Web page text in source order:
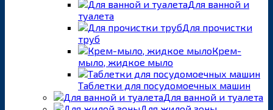
Для ванной и
туалета
Для прочистки
труб
Крем-
мыло, жидкое мыло
Таблетки для посудомоечных машин
Для ванной и туалета